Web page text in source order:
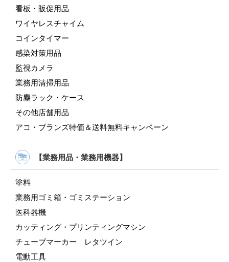
看板・販促用品
ワイヤレスチャイム
コインタイマー
感染対策用品
監視カメラ
業務用清掃用品
防塵ラック・ケース
その他店舗用品
アコ・ブランズ特価＆送料無料キャンペーン
【業務用品・業務用機器】
塗料
業務用ゴミ箱・ゴミステーション
医科器機
カッティング・プリンティングマシン
チューブマーカー レタツイン
電動工具